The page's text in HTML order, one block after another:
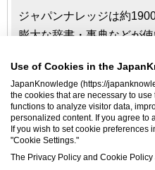
ジャパンナレッジは約
膨大な辞書・事典などが
ンターネット辞書・事典
内のみならず、海外の有
の機関で利用されていま
ジャパンナレッジの利用料
Use of Cookies in the
JapanKnowledge (https://
the cookies that are necessary to
functions to analyze visitor data,
personalized content. If you agree to
If you wish to set cookie
"Cookie Settings."
The Privacy Policy and Cookie